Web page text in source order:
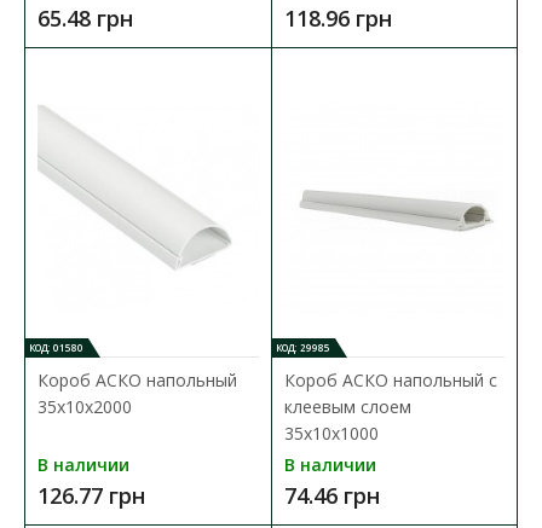
Короб пластиковый АСКО 25x16x2000
Доступность:
Пластиковый короб АСКО (кабель-канал) предназначен для
удобства прокладки электрических сетей внутри..
В КОРЗИНУ
В сравнения
В закладки
65.48 грн 118.96 грн
КОД: 01580
Короб АСКО напольный
35х10х2000
В наличии
126.77 грн
КОД: 29985
Короб АСКО напольный с
клеевым слоем
35х10х1000
В наличии
74.46 грн